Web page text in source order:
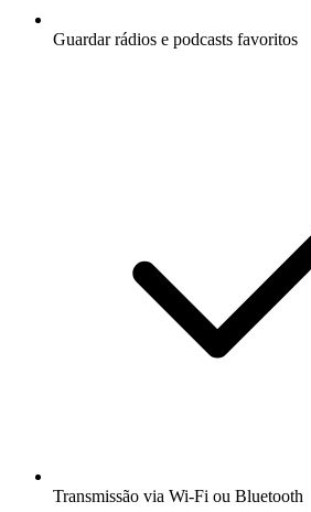
Guardar rádios e podcasts favoritos
Transmissão via Wi-Fi ou Bluetooth